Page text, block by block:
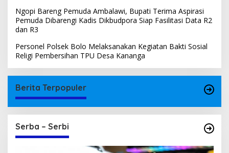
Ngopi Bareng Pemuda Ambalawi, Bupati Terima Aspirasi
Pemuda Dibarengi Kadis Dikbudpora Siap Fasilitasi Data R2
dan R3
Personel Polsek Bolo Melaksanakan Kegiatan Bakti Sosial
Religi Pembersihan TPU Desa Kananga
Berita Terpopuler
Serba – Serbi